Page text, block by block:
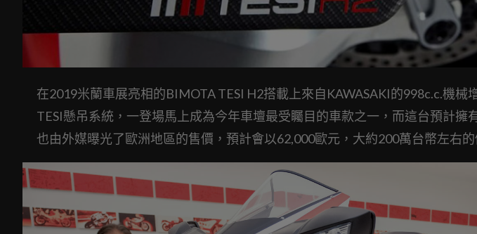
在2019米蘭車展亮相的BIMOTA TESI H2搭載上來自KAWASAKI的998c.c.機械
TESI懸吊系統，一登場馬上成為今年車壇最受矚目的車款之一，而這台預計擁
也由外媒曝光了歐洲地區的售價，預計會以62,000歐元，大約200萬台幣左右